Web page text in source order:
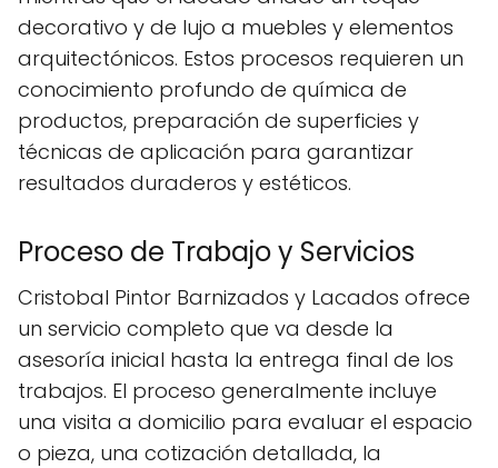
decorativo y de lujo a muebles y elementos
arquitectónicos. Estos procesos requieren un
conocimiento profundo de química de
productos, preparación de superficies y
técnicas de aplicación para garantizar
resultados duraderos y estéticos.
Proceso de Trabajo y Servicios
Cristobal Pintor Barnizados y Lacados ofrece
un servicio completo que va desde la
asesoría inicial hasta la entrega final de los
trabajos. El proceso generalmente incluye
una visita a domicilio para evaluar el espacio
o pieza, una cotización detallada, la